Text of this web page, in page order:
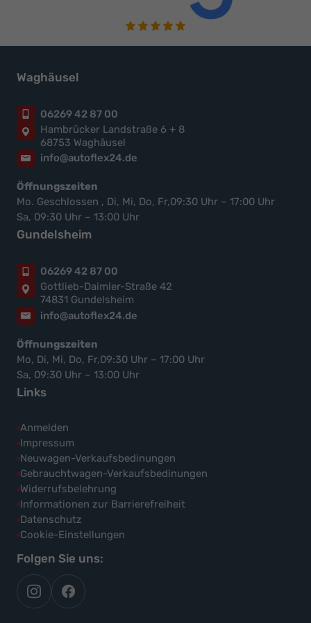
Waghäusel
06269 42 87 00
Hambrücker Landstraße 6 + 8
68753 Waghäusel
info@autoflex24.de
Öffnungszeiten
Mo. Geschlossen , Di, Mi, Do, Fr,09:30 Uhr – 17:00 Uhr
Sa, 09:30 Uhr – 13:00 Uhr
Gundelsheim
06269 42 87 00
Gottlieb-Daimler-Straße 42
74831 Gundelsheim
info@autoflex24.de
Öffnungszeiten
Mo, Di, Mi, Do, Fr,09:30 Uhr – 17:00 Uhr
Sa, 09:30 Uhr – 13:00 Uhr
Links
Anmelden
Impressum
Neuwagen-Verkaufsbedinungen
Gebrauchtwagen-Verkaufsbedinungen
Widerrufsbelehrung
Informationen zur Barrierefreiheit
Datenschutz
Cookie-Einstellungen
Folgen Sie uns:
autoflex
auf
autoflex24
auf